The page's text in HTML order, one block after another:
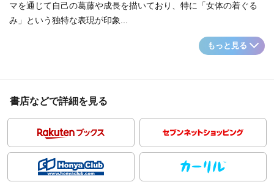
マを通じて自己の葛藤や成長を描いており、特に「女体の着ぐる
み」という独特な表現が印象...
もっと見る
書店などで詳細を見る